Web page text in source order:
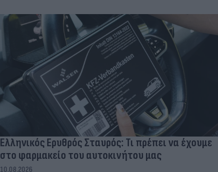
Ελληνικός Ερυθρός Σταυρός: Τι πρέπει να έχουμε
στο φαρμακείο του αυτοκινήτου μας
10.08.2026